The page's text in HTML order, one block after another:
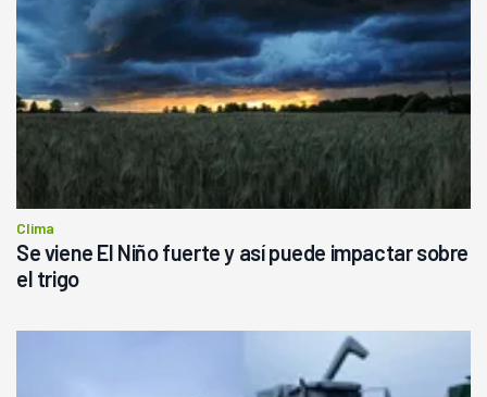
Clima
Se viene El Niño fuerte y así puede impactar sobre
el trigo